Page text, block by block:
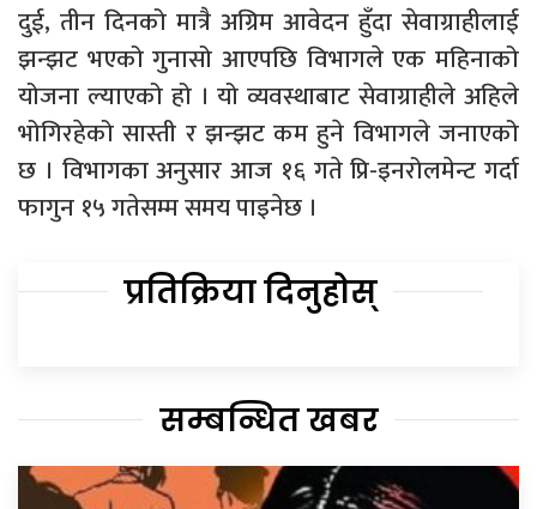
दुई, तीन दिनको मात्रै अग्रिम आवेदन हुँदा सेवाग्राहीलाई
झन्झट भएको गुनासो आएपछि विभागले एक महिनाको
योजना ल्याएको हो । यो व्यवस्थाबाट सेवाग्राहीले अहिले
भोगिरहेको सास्ती र झन्झट कम हुने विभागले जनाएको
छ । विभागका अनुसार आज १६ गते प्रि-इनरोलमेन्ट गर्दा
फागुन १५ गतेसम्म समय पाइनेछ ।
प्रतिक्रिया दिनुहोस्
सम्बन्धित खबर